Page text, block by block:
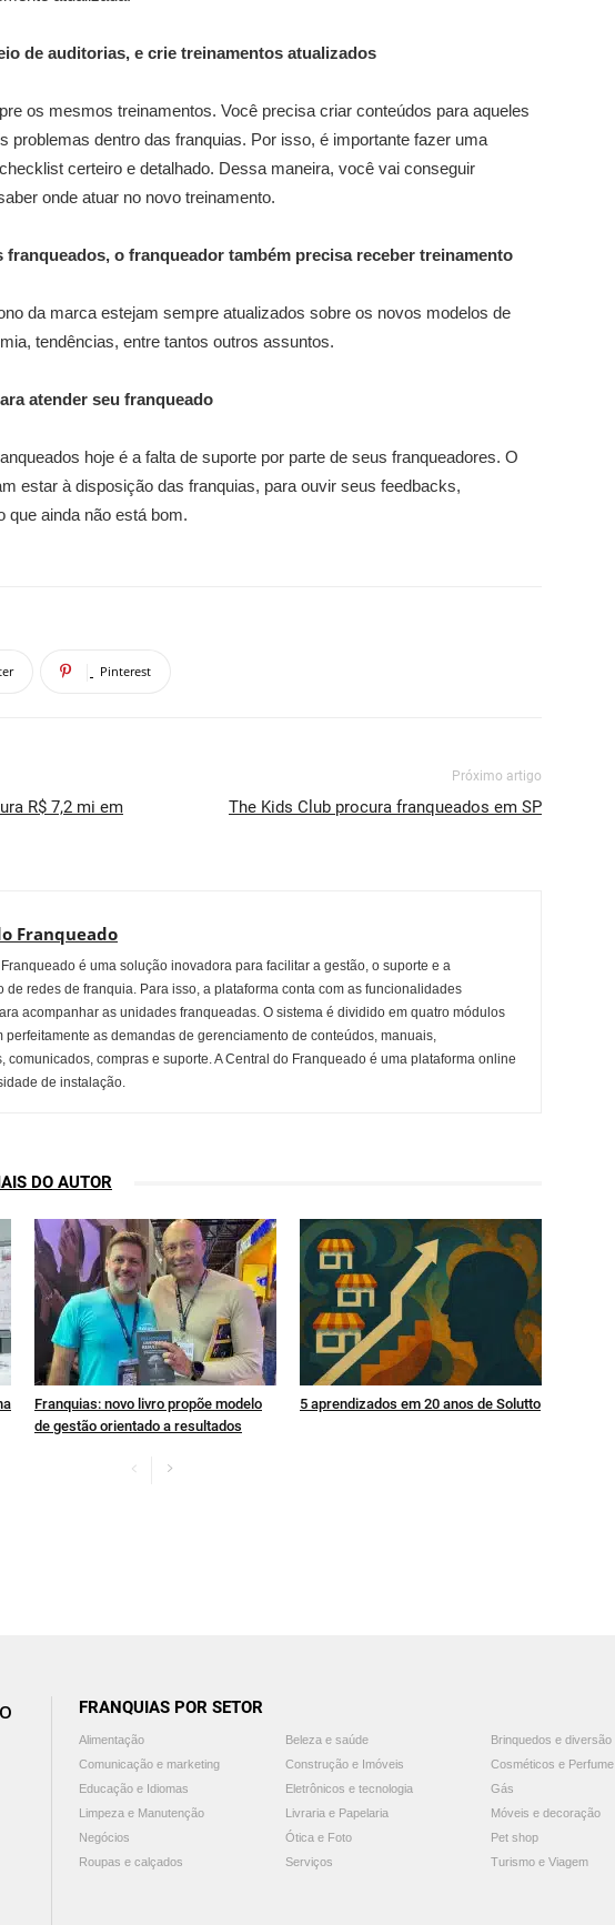
de auditorias, e crie treinamentos atualizados
os mesmos treinamentos. Você precisa criar conteúdos para aqueles
problemas dentro das franquias. Por isso, é importante fazer uma
certeiro e detalhado. Dessa maneira, você vai conseguir
onde atuar no novo treinamento.
franqueados, o franqueador também precisa receber treinamento
da marca estejam sempre atualizados sobre os novos modelos de
tendências, entre tantos outros assuntos.
atender seu franqueado
hoje é a falta de suporte por parte de seus franqueadores. O
estar à disposição das franquias, para ouvir seus feedbacks,
que ainda não está bom.
Pinterest
R$ 7,2 mi em
Próximo artigo
The Kids Club procura franqueados em SP
Franqueado
é uma solução inovadora para facilitar a gestão, o suporte e a
de redes de franquia. Para isso, a plataforma conta com as funcionalidades
acompanhar as unidades franqueadas. O sistema é dividido em quatro módulos
perfeitamente as demandas de gerenciamento de conteúdos, manuais,
comunicados, compras e suporte. A Central do Franqueado é uma plataforma online
de instalação.
DO AUTOR
Franquias: novo livro propõe modelo
de gestão orientado a resultados
5 aprendizados em 20 anos de Solutto
FRANQUIAS POR SETOR
Alimentação Beleza e saúde
Brinquedos e diversão
Comunicação e marketing
Construção e Imóveis
Cosméticos e Perfume
Educação e Idiomas
Eletrônicos e tecnologia
Gás
Limpeza e Manutenção
Livraria e Papelaria
Móveis e decoração
Negócios
Ótica e Foto
Pet shop
Roupas e calçados
Serviços Turismo e Viagem